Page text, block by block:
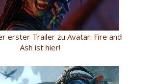
erster Trailer zu Avatar: Fire and
Ash ist hier!